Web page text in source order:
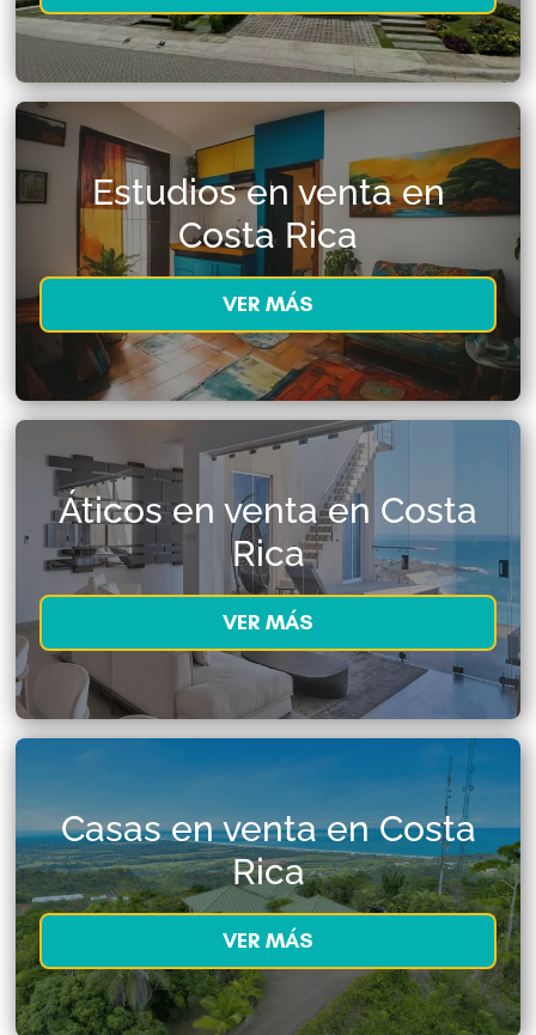
Estudios en venta en
Costa Rica
VER MÁS
Áticos en venta en Costa
Rica
VER MÁS
Casas en venta en Costa
Rica
VER MÁS